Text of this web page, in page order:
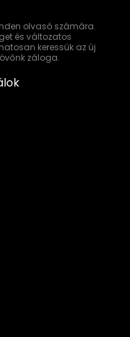
olvasó számára.
és változatos
keressük az új
záloga.